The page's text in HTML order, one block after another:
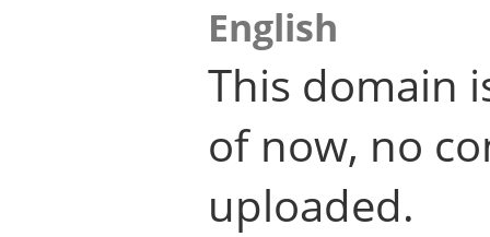
English
This domain
of now, no
uploaded.